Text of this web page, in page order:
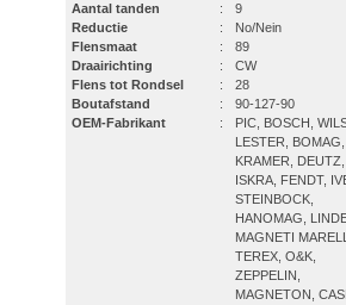
Aantal tanden
:
9
Reductie
:
No/Nein
Flensmaat
:
89
Draairichting
:
CW
Flens tot Rondsel
:
28
Boutafstand
:
90-127-90
OEM-Fabrikant
:
PIC, BOSCH,
LESTER, BOMAG,
KRAMER, DEUTZ,
ISKRA, FENDT,
STEINBOCK,
HANOMAG,
MAGNETI
TEREX, O&K,
ZEPPELIN,
MAGNETON,